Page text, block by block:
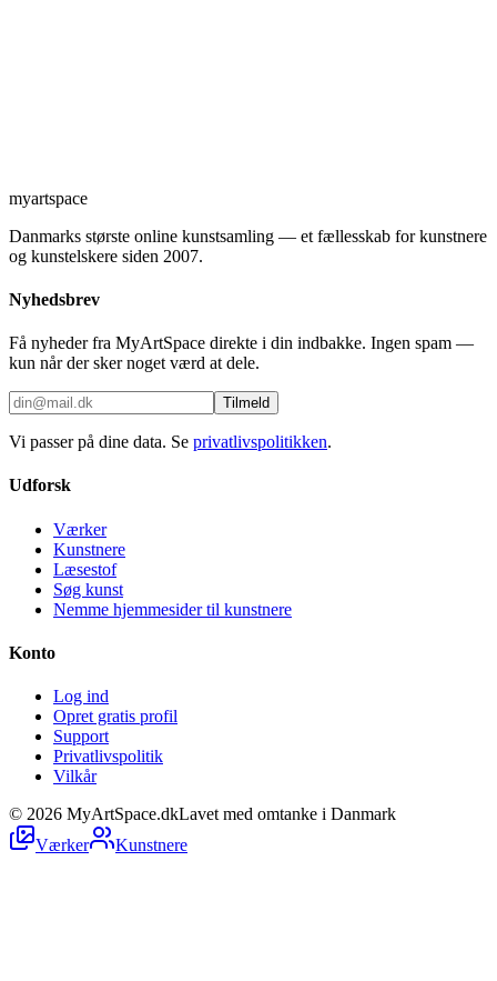
myartspace
Danmarks største online kunstsamling — et fællesskab for kunstnere
og kunstelskere siden 2007.
Nyhedsbrev
Få nyheder fra MyArtSpace direkte i din indbakke. Ingen spam —
kun når der sker noget værd at dele.
Tilmeld
Vi passer på dine data. Se privatlivspolitikken.
Udforsk
Værker
Kunstnere
Læsestof
Søg kunst
Nemme hjemmesider til kunstnere
Konto
Log ind
Opret gratis profil
Support
Privatlivspolitik
Vilkår
© 2026 MyArtSpace.dkLavet med omtanke i Danmark
Værker
Kunstnere